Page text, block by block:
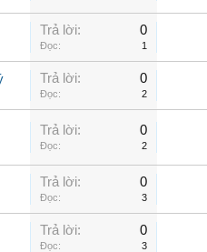
Trả lời: 0
Đọc: 1
Trả lời: 0
Đọc: 2
Trả lời: 0
Đọc: 2
Trả lời: 0
Đọc: 3
Trả lời: 0
Đọc: 3